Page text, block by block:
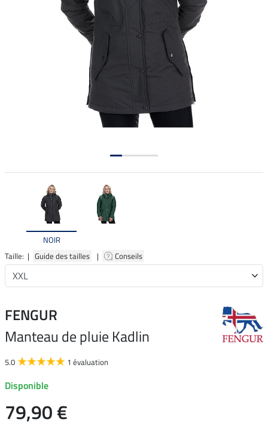
NOIR
Taille: | Guide des tailles | Conseils
FENGUR
Manteau de pluie Kadlin
5.0 1 évaluation
Disponible
79,90 €